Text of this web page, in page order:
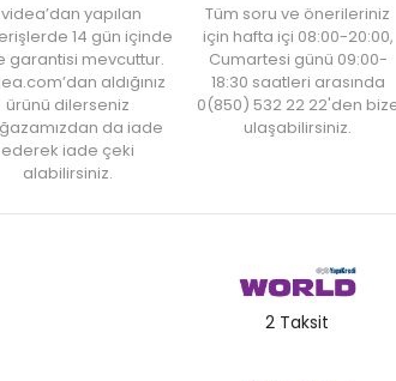
yapılan
14 gün içinde
garantisi mevcuttur.
aldığınız
ürünü dilerseniz
da iade
ederek iade çeki
alabilirsiniz.
Tüm soru ve önerileriniz
için hafta içi 08:00-20:00,
Cumartesi günü 09:00-
18:30 saatleri arasında
0(850) 532 22 22'den
ulaşabilirsiniz.
2 Taksit